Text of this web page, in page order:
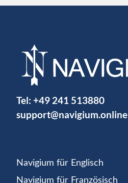
Tel: +49 241 513880
support@navigium.online
Navigium für Englisch
Navigium für Französisch